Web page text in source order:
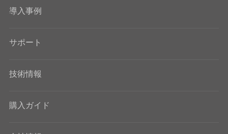
導入事例
サポート
技術情報
購入ガイド